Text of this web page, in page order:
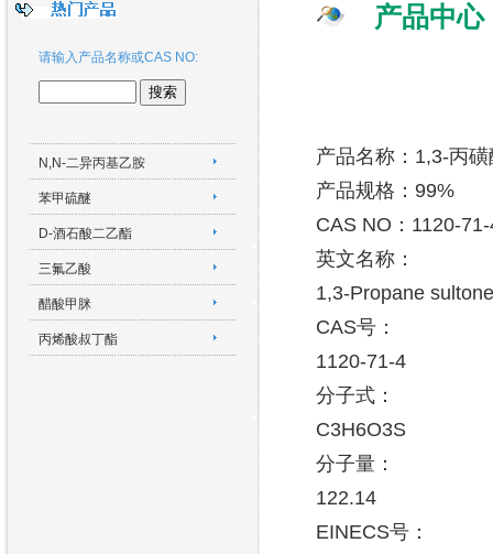
请输入产品名称或CAS NO:
N,N-二异丙基乙胺
苯甲硫醚
D-酒石酸二乙酯
三氟乙酸
醋酸甲脒
丙烯酸叔丁酯
产品中心
产品名称：1,3-丙
产品规格：99%
CAS NO：1120-
英文名称：
1,3-Propane sultone
CAS号：
1120-71-4
分子式：
C3H6O3S
分子量：
122.14
EINECS号：